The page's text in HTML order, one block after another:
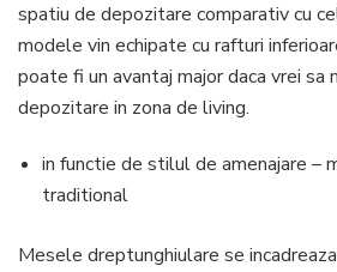
spatiu de depozitare comparativ cu
modele vin echipate cu rafturi
poate fi un avantaj major daca vrei sa
depozitare in zona de living.
in functie de stilul de amenajare –
traditional
Mesele dreptunghiulare se